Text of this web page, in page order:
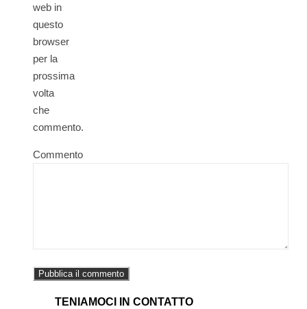
web in
questo
browser
per la
prossima
volta
che
commento.
Commento
TENIAMOCI IN CONTATTO